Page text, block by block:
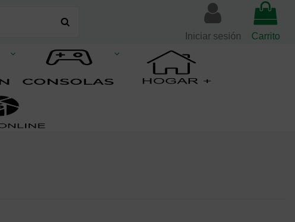
Iniciar sesión Carrito